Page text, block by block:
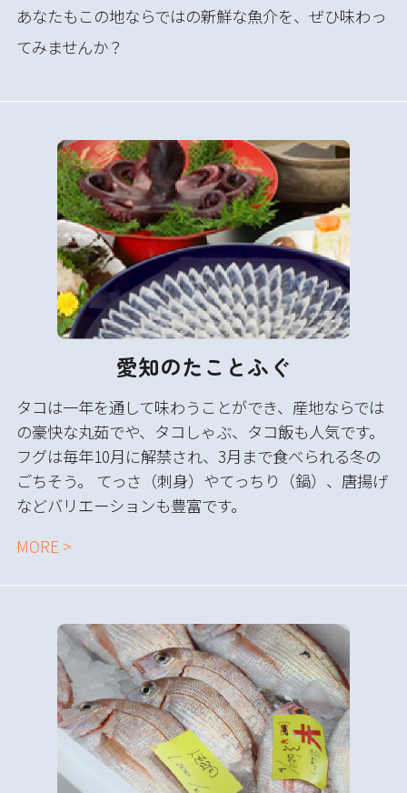
あなたもこの地ならではの新鮮な魚介を、ぜひ味わっ
てみませんか？
愛知のたことふぐ
タコは一年を通して味わうことができ、産地ならでは
の豪快な丸茹でや、タコしゃぶ、タコ飯も人気です。
フグは毎年10月に解禁され、3月まで食べられる冬の
ごちそう。 てっさ（刺身）やてっちり（鍋）、唐揚げ
などバリエーションも豊富です。
MORE >